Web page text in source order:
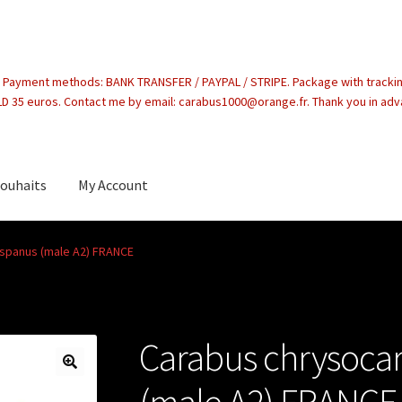
methods: BANK TRANSFER / PAYPAL / STRIPE. Package with
35 euros. Contact me by email: carabus1000@orange.fr. Thank you in
My Account
(male A2) FRANCE
Carabus